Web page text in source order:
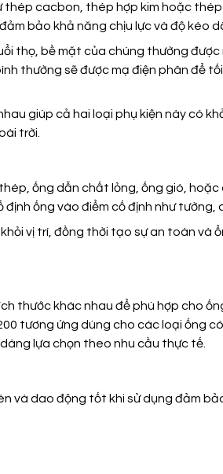
cacbon, thép hợp kim hoặc
bảo khả năng chịu lực và độ kéo
thọ, bề mặt của chúng thường được
thường sẽ được mạ điện phân để
giúp cả hai loại phụ kiện này có
trời.
ống dẫn chất lỏng, ống gió,
ống vào điểm cố định như tường,
vị trí, đồng thời tạo sự an toàn và
thước khác nhau để phù hợp cho
tương ứng dùng cho các loại ống
lựa chọn theo nhu cầu thực tế.
và dao động tốt khi sử dụng đảm